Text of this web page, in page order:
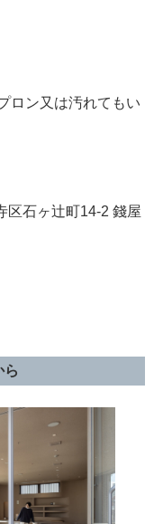
ロン又は汚れてもい
区石ヶ辻町14-2 錢屋
ら